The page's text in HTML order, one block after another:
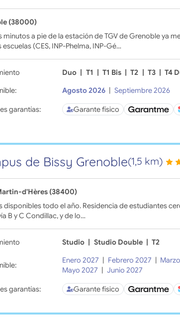
(38000)
minutos a pie de la estación de TGV de Grenoble ya
escuelas (CES, INP-Phelma, INP-Gé…
Duo | T1 | T1 Bis | T2 | T3 | T4
Agosto 2026 | Septiembre 2026
garantías: Garante físico
de Bissy Grenoble(1,5 km)
d'Hères (38400)
disponibles todo el año. Residencia de estudiantes
B y C Condillac, y de lo…
Studio | Studio Double | T2
Enero 2027 | Febrero 2027 |
Mayo 2027 | Junio 2027
garantías:
Garante físico